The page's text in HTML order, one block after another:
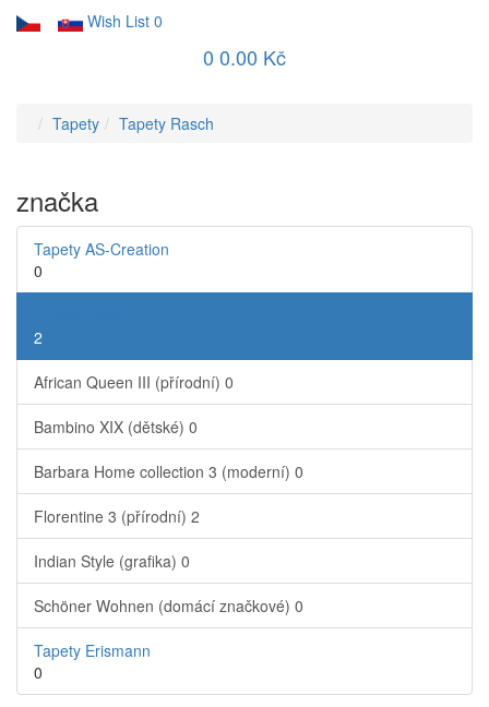
Wish List 0
0 0.00 Kč
Tapety Tapety Rasch
značka
Tapety AS-Creation
0
2
African Queen III (přírodní) 0
Bambino XIX (dětské) 0
Barbara Home collection 3 (moderní) 0
Florentine 3 (přírodní) 2
Indian Style (grafika) 0
Schöner Wohnen (domácí značkové) 0
Tapety Erismann
0